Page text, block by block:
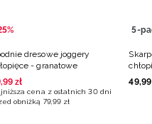
dresowe joggery
- granatowe
,99 zł
cena z ostatnich 30 dni
obniżką 79,99 zł
5-
49,99